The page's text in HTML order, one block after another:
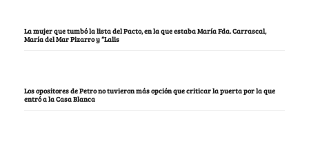
La mujer que tumbó la lista del Pacto, en la que estaba María Fda. Carrascal,
María del Mar Pizarro y “Lalis
Los opositores de Petro no tuvieron más opción que criticar la puerta por la que
entró a la Casa Blanca